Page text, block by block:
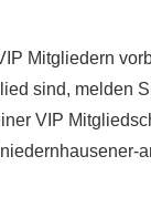
Mitgliedern
sind, melden
VIP